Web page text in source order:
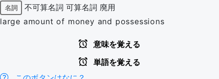
名詞 不可算名詞 可算名詞 廃用
large amount of money and possessions
意味を覚える
単語を覚える